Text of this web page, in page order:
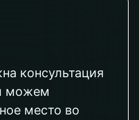
консультация
можем
место во